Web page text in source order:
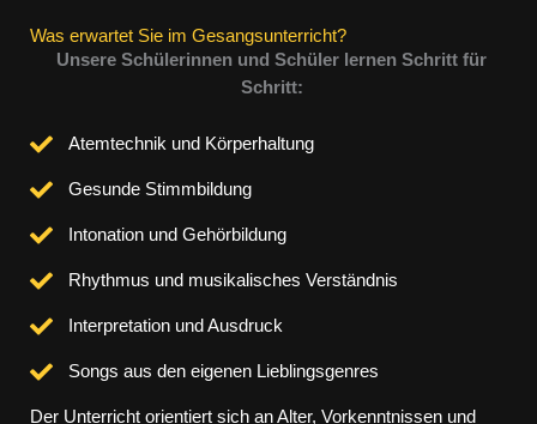
Was erwartet Sie im Gesangsunterricht?
Unsere Schülerinnen und Schüler lernen Schritt für
Schritt:
Atemtechnik und Körperhaltung
Gesunde Stimmbildung
Intonation und Gehörbildung
Rhythmus und musikalisches Verständnis
Interpretation und Ausdruck
Songs aus den eigenen Lieblingsgenres
Der Unterricht orientiert sich an Alter, Vorkenntnissen und